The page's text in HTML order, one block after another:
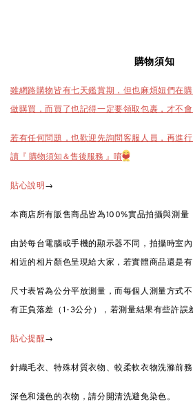
購物須知
雖網路購物皆有七天鑑賞期，但也麻煩妞們在
做購買，而買了也記得一定要領取包裹，才不
若有任何問題，也歡迎先詢問客服人員，再進
讀『 購物須知＆售後服務 』唷❤️
貼心說明→
本商店所有販售商品皆為100%實品拍攝與測量
由於每台電腦或手機的顯示器不同，拍攝時室
相近的相片顏色呈現給大家，若實體商品還是有
尺寸表皆為公分平放測量，而每個人測量方式
有正負落差（1-3公分），若測量結果有些許誤
貼心提醒→
針織毛衣、特殊材質衣物、較柔軟衣物洗滌前
深色和淺色的衣物，請分開清洗避免染色。